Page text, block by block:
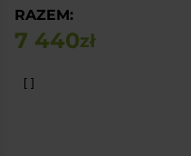
RAZEM:
7 440zł